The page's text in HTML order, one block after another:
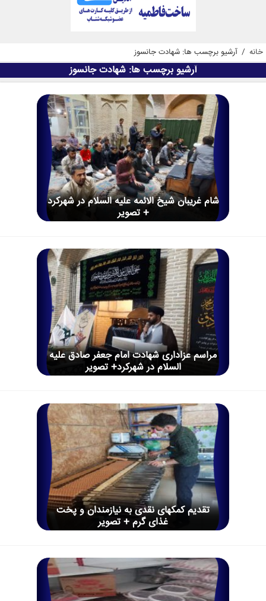
خانه / آرشیو برچسب ها: شهادت جانسوز
آرشیو برچسب ها:شهادت جانسوز
شام غریبان شیخ الائمه علیه السلام در شهرکرد
+ تصویر
مراسم عزاداری شهادت امام جعفر صادق علیه
السلام در شهرکرد+ تصویر
تقدیم کمکهای نقدی به نیازمندان و پخت
غذای گرم + تصویر